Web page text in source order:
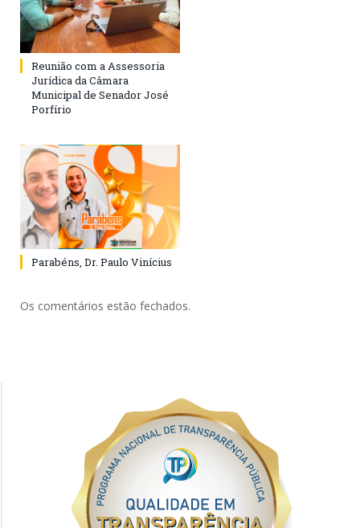
Reunião com a Assessoria
Jurídica da Câmara
Municipal de Senador José
Porfírio
Parabéns, Dr. Paulo Vinícius
Os comentários estão fechados.